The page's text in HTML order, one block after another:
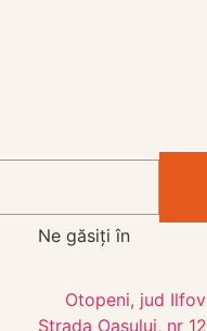
Ne găsiți în
Otopeni, jud Ilfov
Strada Oașului, nr 12